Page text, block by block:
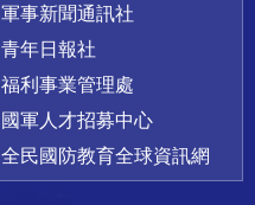
軍事新聞通訊社
青年日報社
福利事業管理處
國軍人才招募中心
全民國防教育全球資訊網